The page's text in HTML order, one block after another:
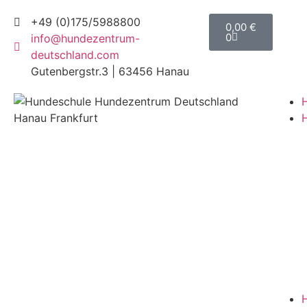
+49 (0)175/5988800
info@hundezentrum-
deutschland.com
Gutenbergstr.3 | 63456 Hanau
0,00 €
0